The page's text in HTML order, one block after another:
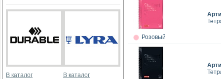
В каталог
В каталог
Розовый